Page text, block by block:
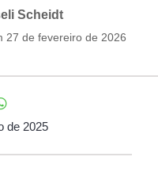
Scheidt
27 de fevereiro de 2026
de 2025